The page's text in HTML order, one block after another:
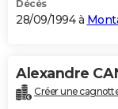
Décès
28/09/1994 à
Alexandre
Créer une